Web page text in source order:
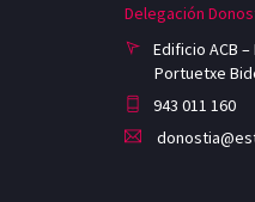
Delegación
Edificio ACB
Portuetxe
943 011 160